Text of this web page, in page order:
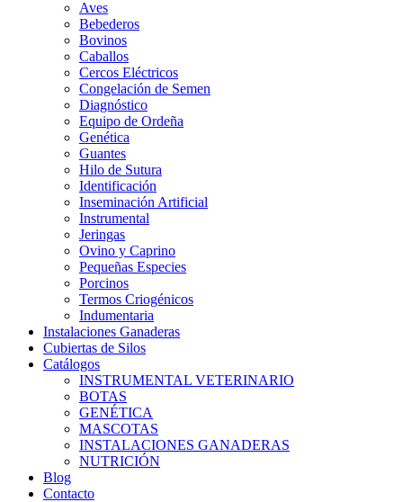
Aves
Bebederos
Bovinos
Caballos
Cercos Eléctricos
Congelación de Semen
Diagnóstico
Equipo de Ordeña
Genética
Guantes
Hilo de Sutura
Identificación
Inseminación Artificial
Instrumental
Jeringas
Ovino y Caprino
Pequeñas Especies
Porcinos
Termos Criogénicos
Indumentaria
Instalaciones Ganaderas
Cubiertas de Silos
Catálogos
INSTRUMENTAL VETERINARIO
BOTAS
GENÉTICA
MASCOTAS
INSTALACIONES GANADERAS
NUTRICIÓN
Blog
Contacto